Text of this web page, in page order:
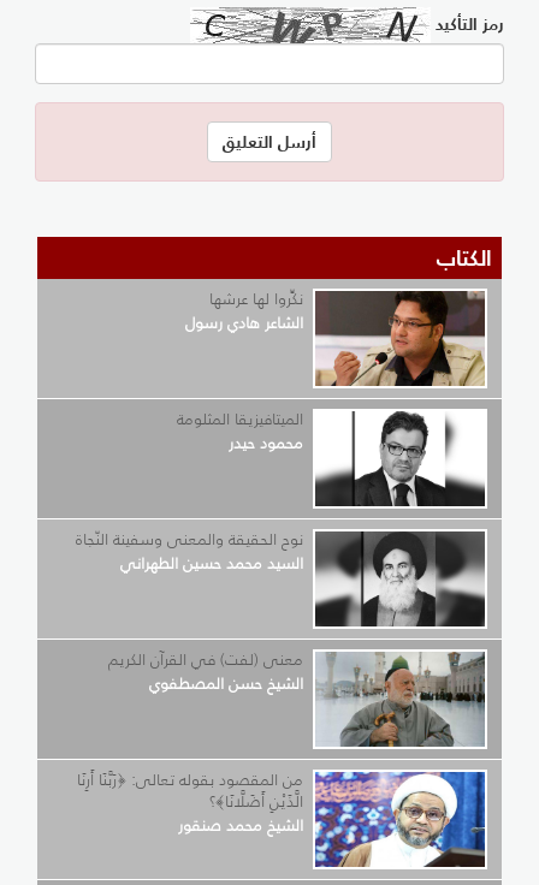
رمز التأكيد
الكتاب
نكِّروا لها عرشها
الشاعر هادي رسول
الميتافيزيقا المثلومة
محمود حيدر
نوح الحقيقة والمعنى وسفينة النّجاة
السيد محمد حسين الطهراني
معنى (لفت) في القرآن الكريم
الشيخ حسن المصطفوي
من المقصود بقوله تعالى: ﴿رَبَّنَا أَرِنَا
الَّذَيْنِ أَضَلَّانَا﴾؟
الشيخ محمد صنقور